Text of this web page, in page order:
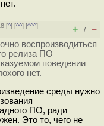
[^] [^^] [^^^]
+ / –
воспроизводиться
релиза ПО
поведении
нет.
среды нужно
ПО, ради
Это то, чего не